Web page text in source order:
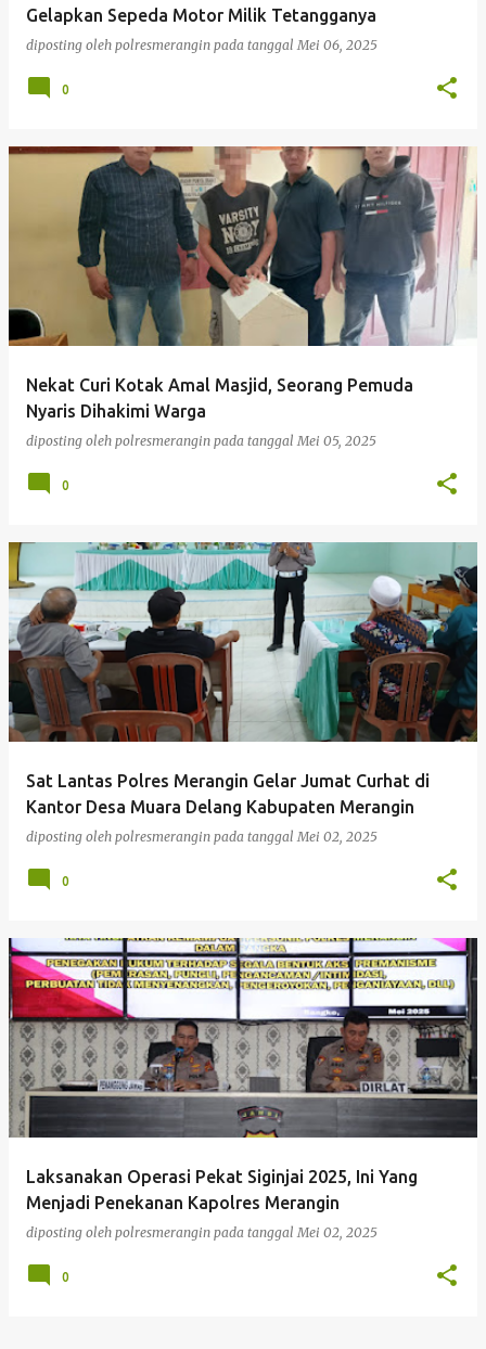
Gelapkan Sepeda Motor Milik Tetangganya
diposting oleh polresmerangin pada tanggal Mei 06, 2025
0
Nekat Curi Kotak Amal Masjid, Seorang Pemuda
Nyaris Dihakimi Warga
diposting oleh polresmerangin pada tanggal Mei 05, 2025
0
Sat Lantas Polres Merangin Gelar Jumat Curhat di
Kantor Desa Muara Delang Kabupaten Merangin
diposting oleh polresmerangin pada tanggal Mei 02, 2025
0
Laksanakan Operasi Pekat Siginjai 2025, Ini Yang
Menjadi Penekanan Kapolres Merangin
diposting oleh polresmerangin pada tanggal Mei 02, 2025
0